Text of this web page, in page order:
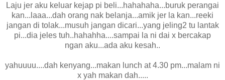
Laju jer aku keluar kejap pi beli...hahahaha...buruk perangai
kan...laaa...dah orang nak belanja...amik jer la kan...reeki
jangan di tolak...musuh jangan dicari...yang jeling2 tu lantak
pi...dia jeles tuh..hahahha....sampai la ni dai x bercakap
ngan aku...ada aku kesah..
yahuuuu....dah kenyang...makan lunch at 4.30 pm...malam ni
x yah makan dah.....